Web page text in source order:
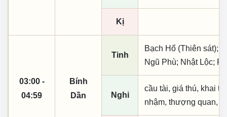
Kị
03:00 -
04:59
Bính
Dần
Tinh
Bạch Hổ (Thiên sát);
Ngũ Phù; Nhật Lộc;
Nghi
cầu tài, giá thú, khai
nhậm, thượng quan,